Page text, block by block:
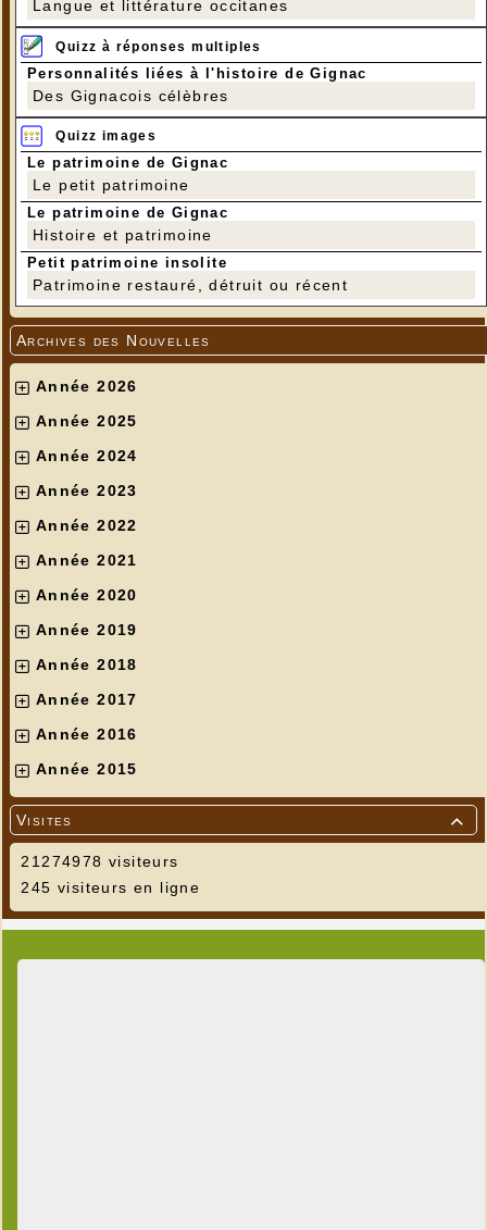
Langue et littérature occitanes
Quizz à réponses multiples
Personnalités liées à l'histoire de Gignac
Des Gignacois célèbres
Quizz images
Le patrimoine de Gignac
Le petit patrimoine
Le patrimoine de Gignac
Histoire et patrimoine
Petit patrimoine insolite
Patrimoine restauré, détruit ou récent
Archives des Nouvelles
Année 2026
Année 2025
Année 2024
Année 2023
Année 2022
Année 2021
Année 2020
Année 2019
Année 2018
Année 2017
Année 2016
Année 2015

Visites
21274978 visiteurs
245 visiteurs en ligne